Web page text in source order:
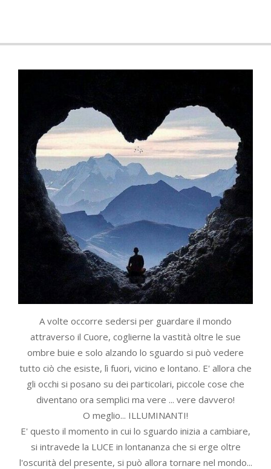
A volte occorre sedersi per guardare il mondo
attraverso il Cuore, coglierne la vastità oltre le sue
ombre buie e solo alzando lo sguardo si può vedere
tutto ciò che esiste, lì fuori, vicino e lontano. E' allora che
gli occhi si posano su dei particolari, piccole cose che
diventano ora semplici ma vere ... vere davvero!
O meglio... ILLUMINANTI!
E' questo il momento in cui lo sguardo inizia a cambiare,
si intravede la LUCE in lontananza che si erge oltre
l'oscurità del presente, si può allora tornare nel mondo...